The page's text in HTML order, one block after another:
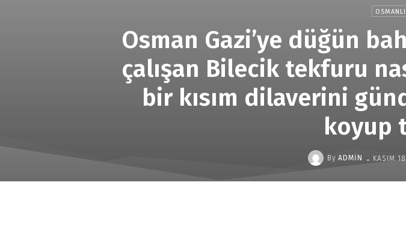
Osman Gazi’ye düğün
çalışan Bilecik tekfuru
bir kısım dilaverini
koyup
By ADMIN - KASIM